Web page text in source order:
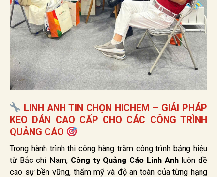
LINH ANH TIN CHỌN HICHEM – GIẢI PHÁP
KEO DÁN CAO CẤP CHO CÁC CÔNG TRÌNH
QUẢNG CÁO
Trong hành trình thi công hàng trăm công trình bảng hiệu
từ Bắc chí Nam, Công ty Quảng Cáo Linh Anhluôn đề
cao sự bền vững, thẩm mỹ và độ an toàn của từng hạng